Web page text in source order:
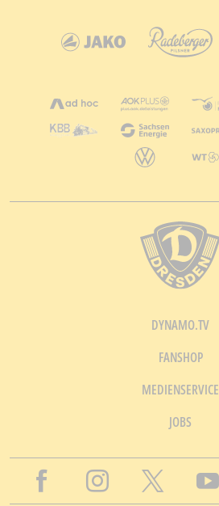
DYNAMO.TV
FANSHOP
MEDIENSERVICE
JOBS